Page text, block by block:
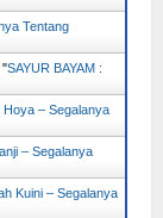
Tentang
"SAYUR BAYAM :
Hoya – Segalanya
– Segalanya
Kuini – Segalanya